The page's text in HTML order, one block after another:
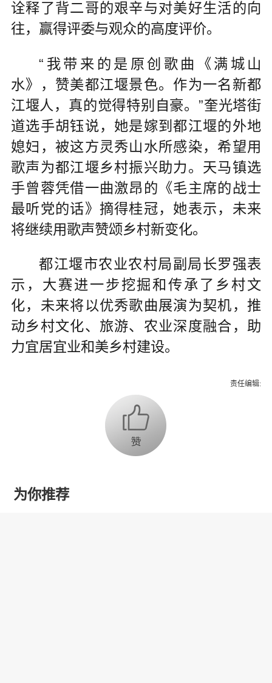
诠释了背二哥的艰辛与对美好生活的向
往，赢得评委与观众的高度评价。
“我带来的是原创歌曲《满城山
水》，赞美都江堰景色。作为一名新都
江堰人，真的觉得特别自豪。”奎光塔街
道选手胡钰说，她是嫁到都江堰的外地
媳妇，被这方灵秀山水所感染，希望用
歌声为都江堰乡村振兴助力。天马镇选
手曾蓉凭借一曲激昂的《毛主席的战士
最听党的话》摘得桂冠，她表示，未来
将继续用歌声赞颂乡村新变化。
都江堰市农业农村局副局长罗强表
示，大赛进一步挖掘和传承了乡村文
化，未来将以优秀歌曲展演为契机，推
动乡村文化、旅游、农业深度融合，助
力宜居宜业和美乡村建设。
责任编辑:
为你推荐